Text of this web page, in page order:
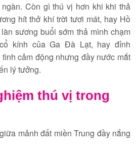
Còn gì thú vị hơn khi khi thả
hít thở khí trời tươi mát, hay Hồ
sương buổi sớm thả mình chạm
kính của Ga Đà Lạt, hay đỉnh
cảm động nhưng đầy nước mắt
lý tưởng.
thú vị trong
mảnh đất miền Trung đầy nắng